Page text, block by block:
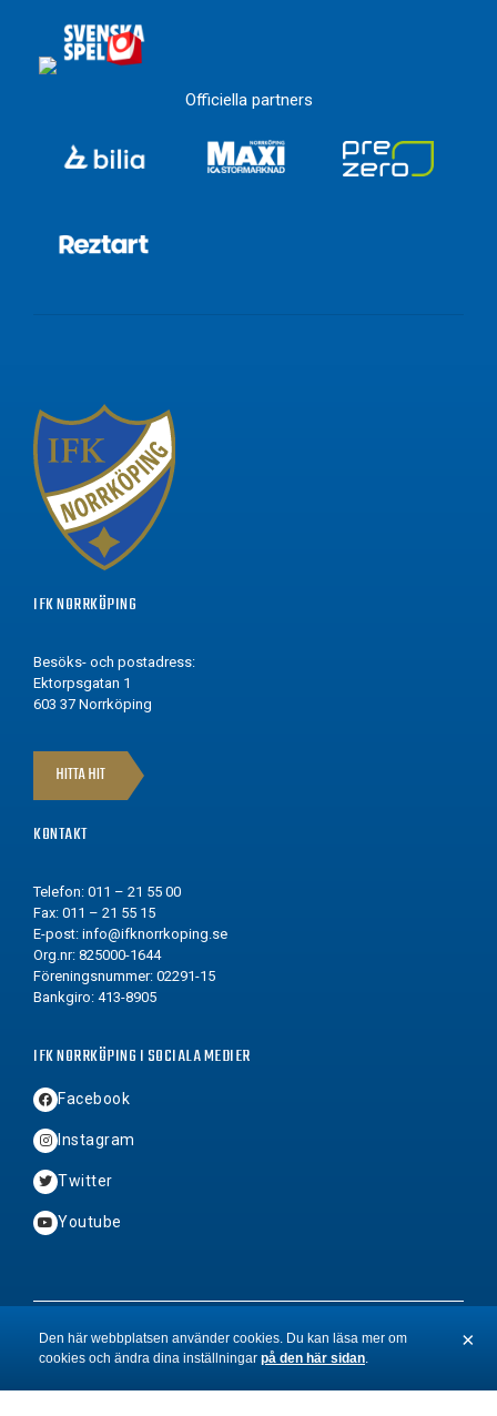
Officiella partners
IFK NORRKÖPING
Besöks- och postadress:
Ektorpsgatan 1
603 37 Norrköping
HITTA HIT
KONTAKT
Telefon: 011 – 21 55 00
Fax: 011 – 21 55 15
E-post: info@ifknorrkoping.se
Org.nr: 825000-1644
Föreningsnummer: 02291-15
Bankgiro: 413-8905
IFK NORRKÖPING I SOCIALA MEDIER
Facebook
Instagram
Twitter
Youtube
2026 © Copyright IFK Norrköping FK
& Hamrén
Den här webbplatsen använder cookies. Du kan läsa mer om
cookies och ändra dina inställningar på den här sidan.
×